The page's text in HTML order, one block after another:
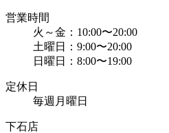
営業時間
火～金：10:00〜20:00
土曜日：9:00〜20:00
日曜日：8:00〜19:00
定休日
毎週月曜日
下石店